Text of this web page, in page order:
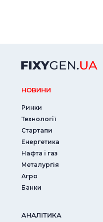
НОВИНИ
Ринки
Технології
Стартапи
Енергетика
Нафта і газ
Металургія
Агро
Банки
АНАЛIТИКА